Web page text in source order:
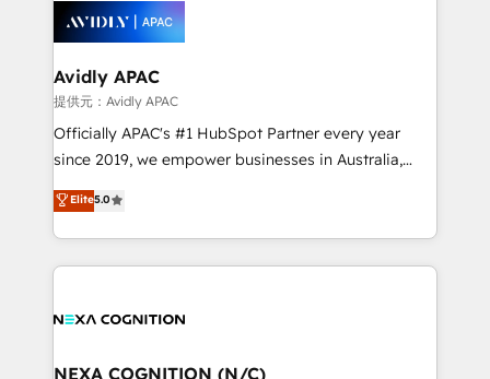
Retail execution, CPQ, customer portals and
HubSpot CMS developments. And we're champions
experience. Working hand-in-hand with your team,
we’ll assemble a RevOps machine that drives more
traffic, generates better leads and crushes your
revenue goals. We've worked with thousands of
HubSpot customers and we'd love to work with you
too! Clients come to us for: Advanced CRM solutions
HubSpot Data System Migrations between systems
to HubSpot New lead generation strategies Time-
Avidly APAC
提供元：Avidly APAC
Officially APAC's #1 HubSpot Partner every year
since 2019, we empower businesses in Australia,
New Zealand, and globally to realise their full
potential through enterprise HubSpot CRM
implementation. And we deliver best practice across
the whole HubSpot platform, covering marketing,
all businesses, from start-up to Enterprise, and have
the world. Our human approach to digital
Elite5.0
NEXA COGNITION (N/C)